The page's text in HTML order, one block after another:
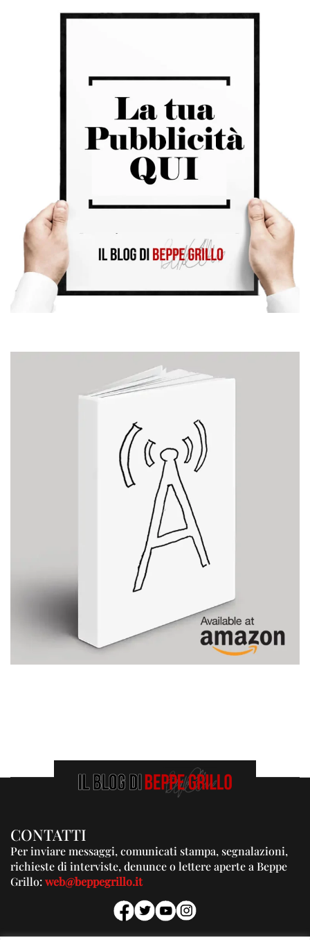
CONTATTI
Per inviare messaggi, comunicati stampa, segnalazioni,
richieste di interviste, denunce o lettere aperte a Beppe
Grillo:web@beppegrillo.it